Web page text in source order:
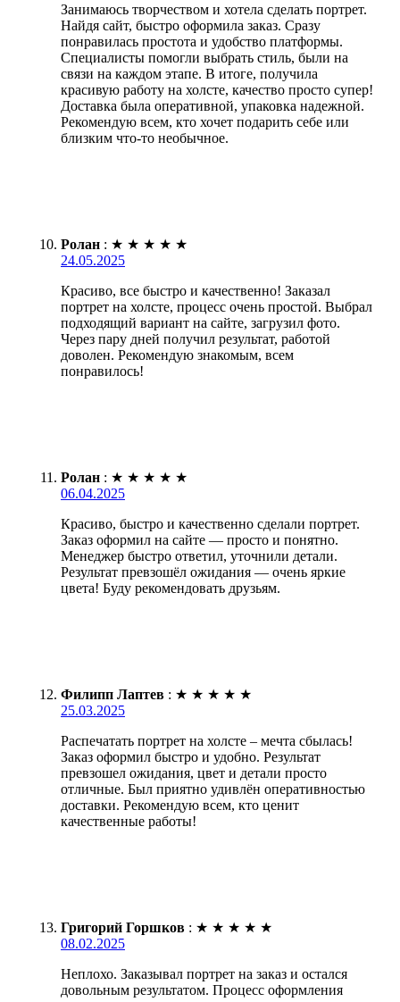
Занимаюсь творчеством и хотела сделать портрет.
Найдя сайт, быстро оформила заказ. Сразу
понравилась простота и удобство платформы.
Специалисты помогли выбрать стиль, были на
связи на каждом этапе. В итоге, получила
красивую работу на холсте, качество просто супер!
Доставка была оперативной, упаковка надежной.
Рекомендую всем, кто хочет подарить себе или
близким что-то необычное.
Ролан : ★ ★ ★ ★ ★
24.05.2025
Красиво, все быстро и качественно! Заказал
портрет на холсте, процесс очень простой. Выбрал
подходящий вариант на сайте, загрузил фото.
Через пару дней получил результат, работой
доволен. Рекомендую знакомым, всем
понравилось!
Ролан : ★ ★ ★ ★ ★
06.04.2025
Красиво, быстро и качественно сделали портрет.
Заказ оформил на сайте — просто и понятно.
Менеджер быстро ответил, уточнили детали.
Результат превзошёл ожидания — очень яркие
цвета! Буду рекомендовать друзьям.
Филипп Лаптев : ★ ★ ★ ★ ★
25.03.2025
Распечатать портрет на холсте – мечта сбылась!
Заказ оформил быстро и удобно. Результат
превзошел ожидания, цвет и детали просто
отличные. Был приятно удивлён оперативностью
доставки. Рекомендую всем, кто ценит
качественные работы!
Григорий Горшков : ★ ★ ★ ★ ★
08.02.2025
Неплохо. Заказывал портрет на заказ и остался
довольным результатом. Процесс оформления